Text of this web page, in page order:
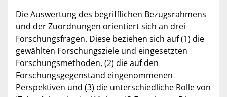
Die Auswertung des begrifflichen Bezugsrahmens
und der Zuordnungen orientiert sich an drei
Forschungsfragen. Diese beziehen sich auf (1) die
gewählten Forschungsziele und eingesetzten
Forschungsmethoden, (2) die auf den
Forschungsgegenstand eingenommenen
Perspektiven und (3) die unterschiedliche Rolle von